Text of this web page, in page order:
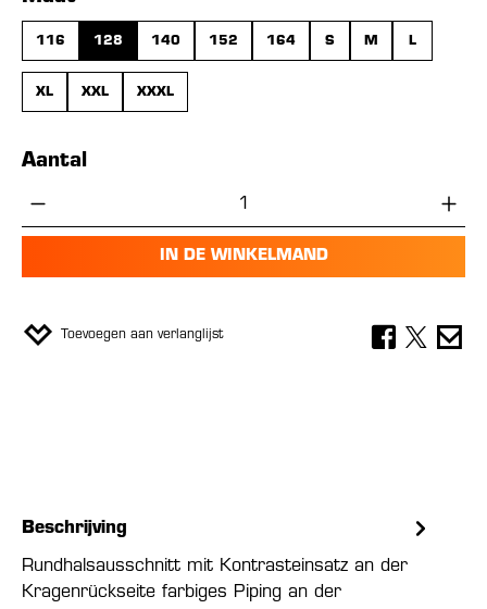
116 128 140 152 164 S M L
XL XXL XXXL
Aantal
Producthoeveelheid: Voer de gewenste
IN DE WINKELMAND
Toevoegen aan verlanglijst
Beschrijving
Rundhalsausschnitt mit Kontrasteinsatz an der
Kragenrückseite farbiges Piping an der